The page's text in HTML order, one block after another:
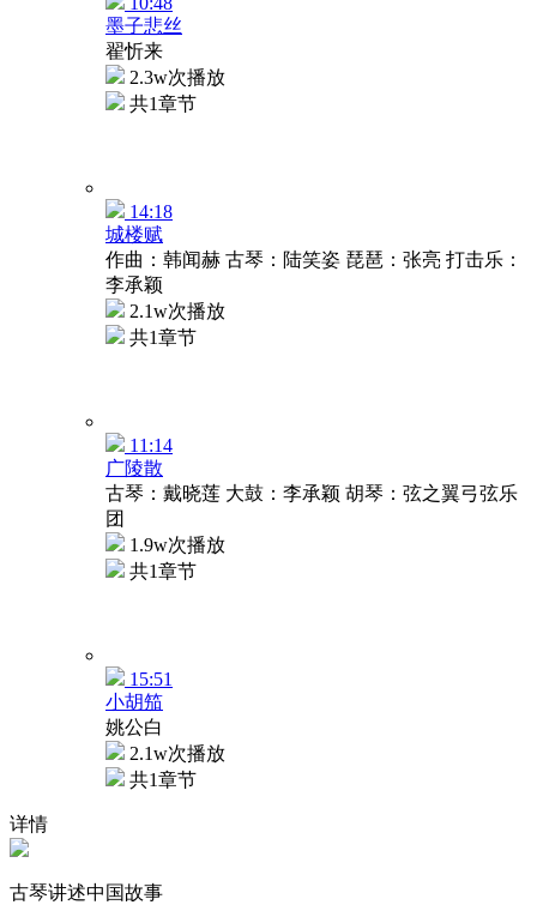
墨子悲丝
翟忻来
2.3w次播放
共1章节
14:18
城楼赋
作曲：韩闻赫 古琴：陆笑姿 琵琶：张亮 打击乐：
李承颖
2.1w次播放
共1章节
11:14
广陵散
古琴：戴晓莲 大鼓：李承颖 胡琴：弦之翼弓弦乐
团
1.9w次播放
共1章节
15:51
小胡笳
姚公白
2.1w次播放
共1章节
详情
古琴讲述中国故事